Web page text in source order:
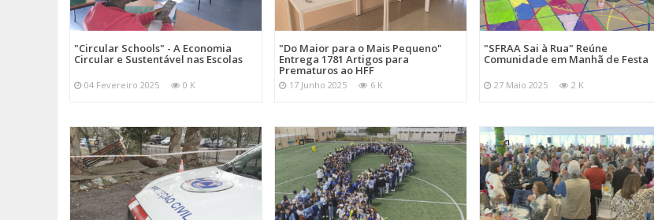
"Circular Schools" - A Economia
Circular e Sustentável nas Escolas
04 Fevereiro 2025 0 K
"Do Maior para o Mais Pequeno"
Entrega 1781 Artigos para
Prematuros ao HFF
17 Junho 2025 6 K
"SFRAA Sai à Rua" Reúne
Comunidade em Manhã de Festa
27 Maio 2025 2 K